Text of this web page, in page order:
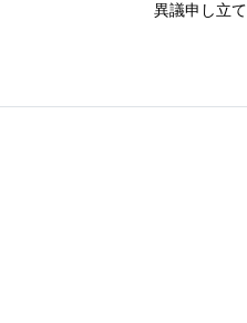
異議申し立て